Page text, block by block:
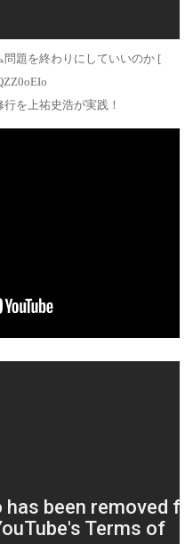
題を終わりにしていいのか [
を上祐史浩が実践！